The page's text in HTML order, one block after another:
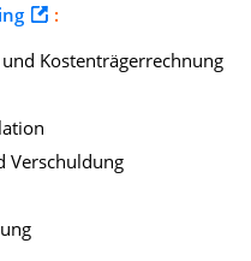
:
Kostenträgerrechnung
Verschuldung